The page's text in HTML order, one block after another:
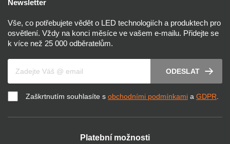
Newsletter
Vše, co potřebujete vědět o LED technologiích a produktech pro
osvětlení. Vždy na konci měsíce ve vašem e-mailu. Přidejte se
k více než 25 000 odběratelům.
ODESLAT
Zaškrtnutím souhlasíte s obchodními podmínkami a GDPR
Platební možnosti